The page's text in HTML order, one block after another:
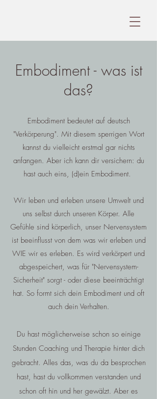
Embodiment - was ist
das?
Embodiment bedeutet auf deutsch
"Verkörperung". Mit diesem sperrigen Wort
kannst du vielleicht erstmal gar nichts
anfangen. Aber ich kann dir versichern: du
hast auch eins, (d)ein Embodiment.
Wir leben und erleben unsere Umwelt und
uns selbst durch unseren Körper. Alle
Gefühle sind körperlich, unser Nervensystem
ist beeinflusst von dem was wir erleben und
WIE wir es erleben. Es wird verkörpert und
abgespeichert, was für "Nervensystem-
Sicherheit" sorgt - oder diese beeinträchtigt
hat. So formt sich dein Embodiment und oft
auch dein Verhalten.
Du hast möglicherweise schon so einige
Stunden Coaching und Therapie hinter dich
gebracht. Alles das, was du da besprochen
hast, hast du vollkommen verstanden und
schon oft hin und her gewälzt. Aber es